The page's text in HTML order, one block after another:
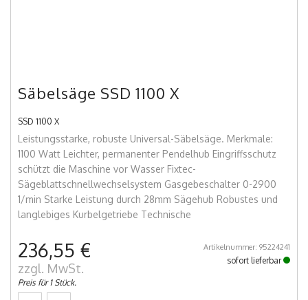
Säbelsäge SSD 1100 X
SSD 1100 X
Leistungsstarke, robuste Universal-Säbelsäge. Merkmale:
1100 Watt Leichter, permanenter Pendelhub Eingriffsschutz
schützt die Maschine vor Wasser Fixtec-
Sägeblattschnellwechselsystem Gasgebeschalter 0-2900
1/min Starke Leistung durch 28mm Sägehub Robustes und
langlebiges Kurbelgetriebe Technische
236,55 €
zzgl. MwSt.
Preis für 1 Stück.
Artikelnummer: 95224241
sofort lieferbar